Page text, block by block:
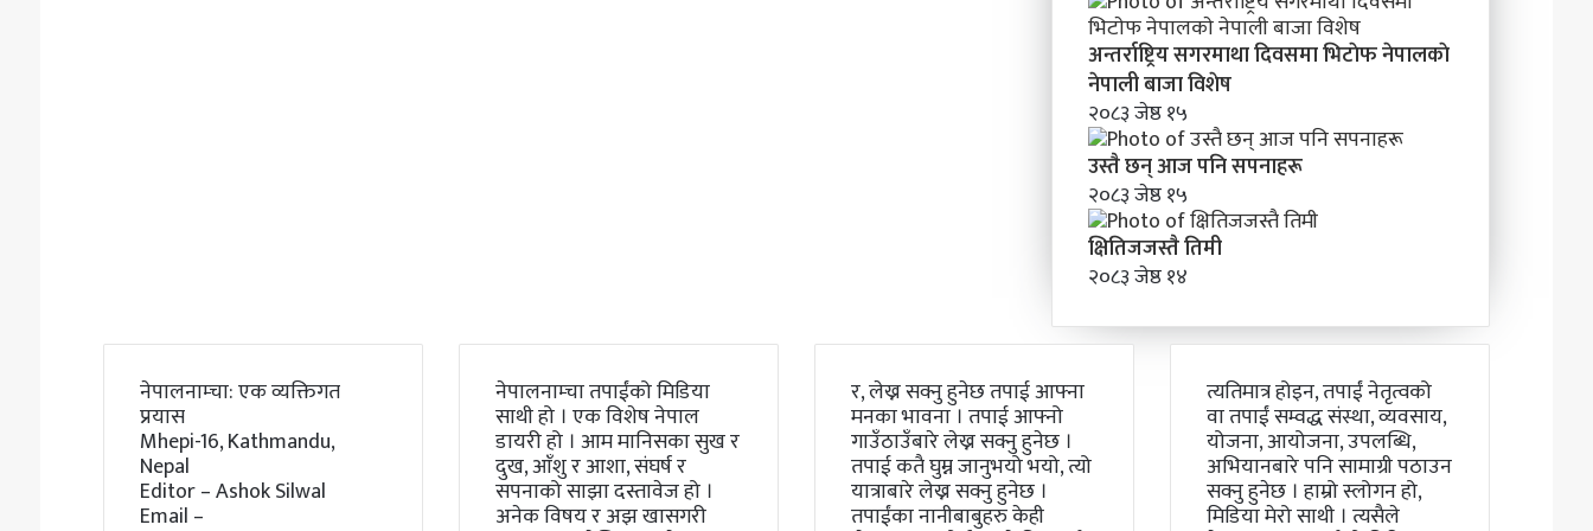
अन्तर्राष्ट्रिय सगरमाथा दिवसमा भिटाेफ नेपालकाे
नेपाली बाजा विशेष
२०८३ जेष्ठ १५
उस्तै छन् आज पनि सपनाहरू
२०८३ जेष्ठ १५
क्षितिजजस्तै तिमी
२०८३ जेष्ठ १४
नेपालनाम्चा: एक व्यक्तिगत
प्रयास
Mhepi-16, Kathmandu,
Nepal
Editor – Ashok Silwal
Email –
नेपालनाम्चा तपाईंको मिडिया
साथी हो । एक विशेष नेपाल
डायरी हो । आम मानिसका सुख र
दुख, आँशु र आशा, संघर्ष र
सपनाको साझा दस्तावेज हो ।
अनेक विषय र अझ खासगरी
र, लेख्न सक्नु हुनेछ तपाई आफ्ना
मनका भावना । तपाई आफ्नो
गाउँठाउँबारे लेख्न सक्नु हुनेछ ।
तपाई कतै घुम्न जानुभयो भयो, त्यो
यात्राबारे लेख्न सक्नु हुनेछ ।
तपाईंका नानीबाबुहरु केही
त्यतिमात्र होइन, तपाईं नेतृत्वको
वा तपाईं सम्वद्ध संस्था, व्यवसाय,
योजना, आयोजना, उपलब्धि,
अभियानबारे पनि सामाग्री पठाउन
सक्नु हुनेछ । हाम्रो स्लोगन हो,
मिडिया मेरो साथी । त्यसैले